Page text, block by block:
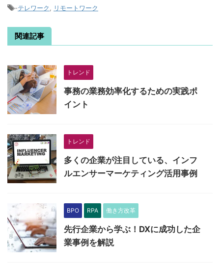
-テレワーク リモートワーク
関連記事
トレンド
事務の業務効率化するための実践ポ
イント
トレンド
多くの企業が注目している、インフ
ルエンサーマーケティング活用事例
BPO RPA 働き方改革
先行企業から学ぶ！DXに成功した企
業事例を解説